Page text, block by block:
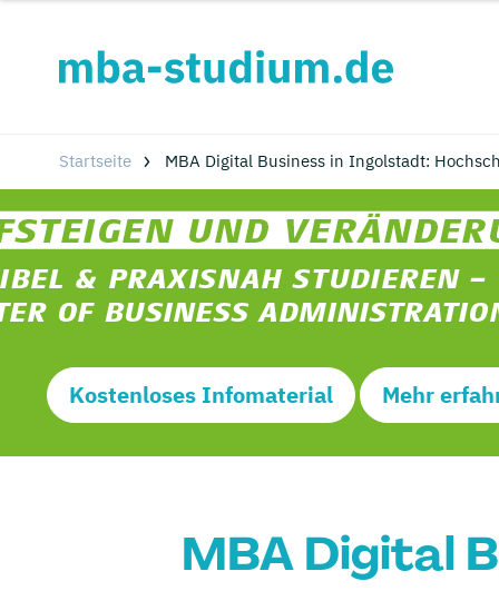
Startseite MBA Digital Business in Ingolstadt:
Kostenloses Infomaterial Mehr
MBA Digital